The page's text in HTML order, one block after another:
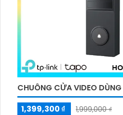
CHUÔNG CỬA VIDEO
1,399,300 ₫
1,999,000 ₫